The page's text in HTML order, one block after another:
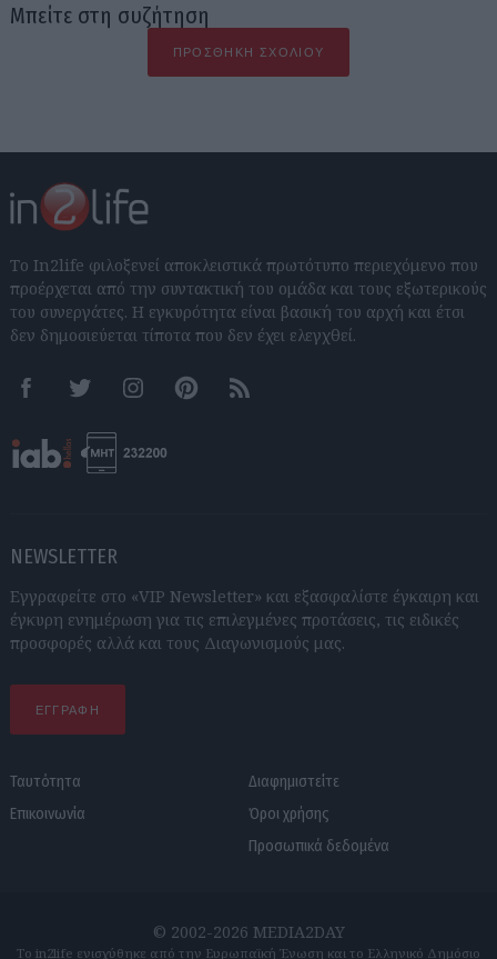
Μπείτε στη συζήτηση
ΠΡΟΣΘΉΚΗ ΣΧΟΛΊΟΥ
Το In2life φιλοξενεί αποκλειστικά πρωτότυπο περιεχόμενο που
προέρχεται από την συντακτική του ομάδα και τους εξωτερικούς
του συνεργάτες. Η εγκυρότητα είναι βασική του αρχή και έτσι
δεν δημοσιεύεται τίποτα που δεν έχει ελεγχθεί.
FacebookTwitter InstagramPinterestRSS feeds
NEWSLETTER
Εγγραφείτε στο «VIP Newsletter» και εξασφαλίστε έγκαιρη και
έγκυρη ενημέρωση για τις επιλεγμένες προτάσεις, τις ειδικές
προσφορές αλλά και τους Διαγωνισμούς μας.
ΕΓΓΡΑΦΗ
Ταυτότητα
Επικοινωνία
Διαφημιστείτε
Όροι χρήσης
Προσωπικά δεδομένα
© 2002-2026 MEDIA2DAY
Το in2life ενισχύθηκε από την Ευρωπαϊκή Ένωση και το Ελληνικό Δημόσιο